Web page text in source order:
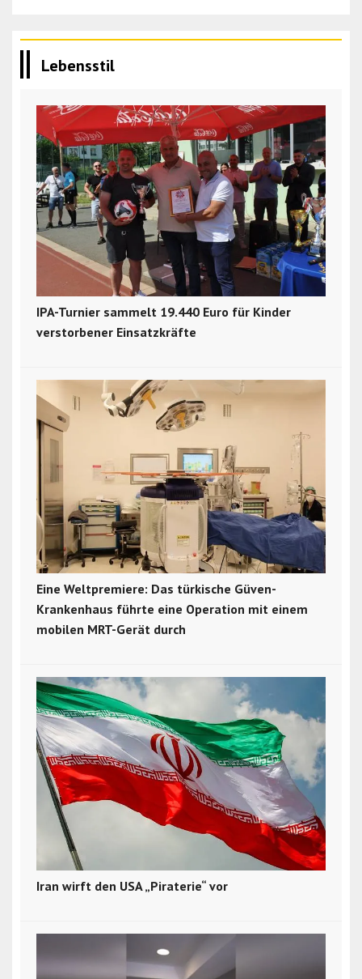
Lebensstil
IPA-Turnier sammelt 19.440 Euro für Kinder
verstorbener Einsatzkräfte
Eine Weltpremiere: Das türkische Güven-
Krankenhaus führte eine Operation mit einem
mobilen MRT-Gerät durch
Iran wirft den USA „Piraterie“ vor